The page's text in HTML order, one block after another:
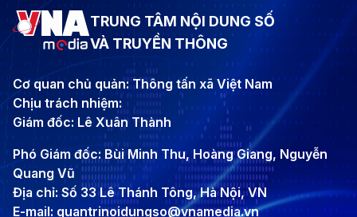
TRUNG TÂM NỘI DUNG SỐ
VÀ TRUYỀN THÔNG
Cơ quan chủ quản: Thông tấn xã Việt Nam
Chịu trách nhiệm:
Giám đốc: Lê Xuân Thành
Phó Giám đốc: Bùi Minh Thu, Hoàng Giang, Nguyễn
Quang Vũ
Địa chỉ: Số 33 Lê Thánh Tông, Hà Nội, VN
E-mail: quantrinoidungso@vnamedia.vn